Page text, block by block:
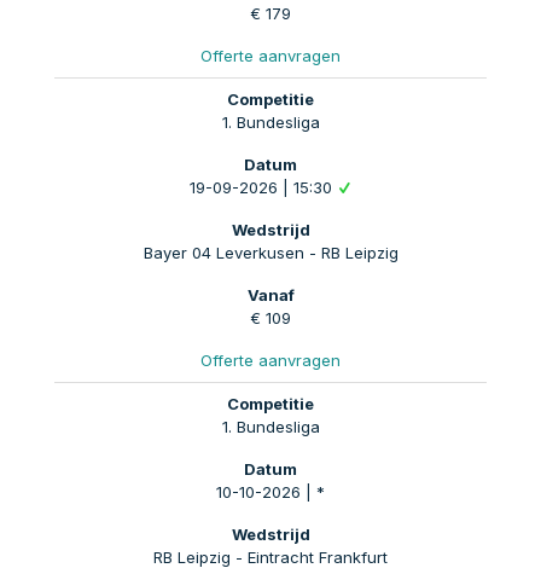
€ 179
Offerte aanvragen
1. Bundesliga
19-09-2026 | 15:30
Bayer 04 Leverkusen - RB Leipzig
€ 109
Offerte aanvragen
1. Bundesliga
10-10-2026 | *
RB Leipzig - Eintracht Frankfurt